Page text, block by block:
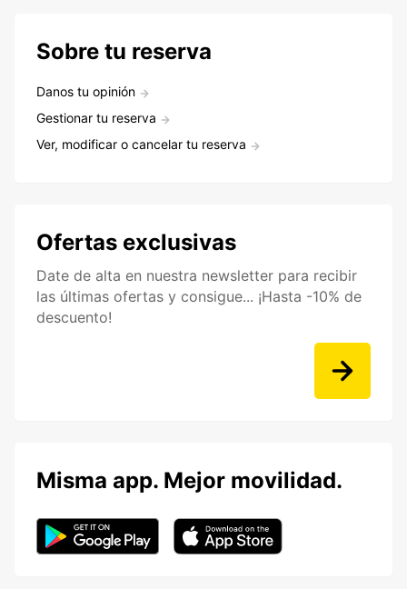
Sobre tu reserva
Danos tu opinión
Gestionar tu reserva
Ver, modificar o cancelar tu reserva
Ofertas exclusivas
Date de alta en nuestra newsletter para recibir
las últimas ofertas y consigue... ¡Hasta -10% de
descuento!
Misma app. Mejor movilidad.